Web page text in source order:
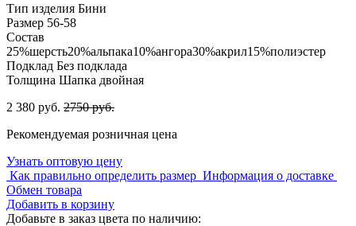
Тип изделия Бини
Размер 56-58
Состав
25%шерсть20%альпака10%ангора30%акрил15%полиэстер
Подклад Без подклада
Толщина Шапка двойная
2 380 руб. 2750 руб.
Рекомендуемая розничная цена
Узнать оптовую цену
Как правильно определить размер Информация о доставке
Обмен товара
Добавить в корзину
Добавьте в заказ цвета по наличию: